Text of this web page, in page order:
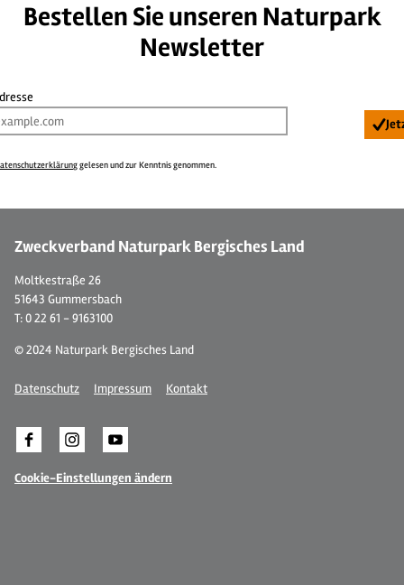
Bestellen Sie unseren Naturpark
Newsletter
gelesen und zur Kenntnis genommen.
Zweckverband Naturpark Bergisches Land
Moltkestraße 26
51643 Gummersbach
T: 0 22 61 - 9163100
© 2024 Naturpark Bergisches Land
Datenschutz Impressum Kontakt
Cookie-Einstellungen ändern